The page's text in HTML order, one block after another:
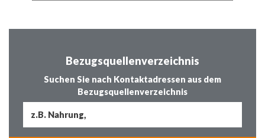
Bezugsquellenverzeichnis
Suchen Sie nach Kontaktadressen aus dem
Bezugsquellenverzeichnis